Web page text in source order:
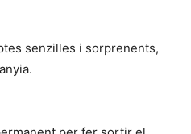
senzilles i sorprenents,